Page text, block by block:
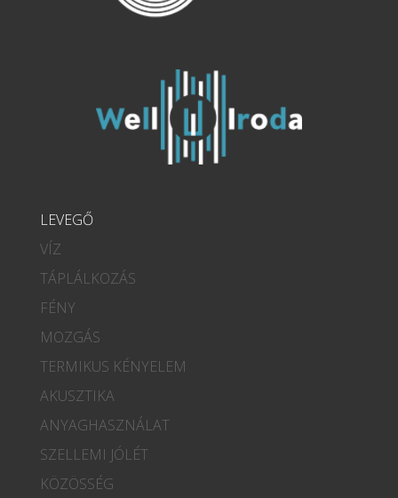
LEVEGŐ
VÍZ
TÁPLÁLKOZÁS
FÉNY
MOZGÁS
TERMIKUS KÉNYELEM
AKUSZTIKA
ANYAGHASZNÁLAT
SZELLEMI JÓLÉT
KÖZÖSSÉG